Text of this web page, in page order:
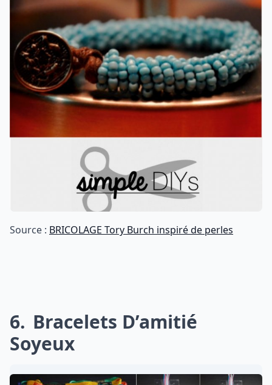
Source : BRICOLAGE Tory Burch inspiré de perles
6 Bracelets D’amitié
Soyeux